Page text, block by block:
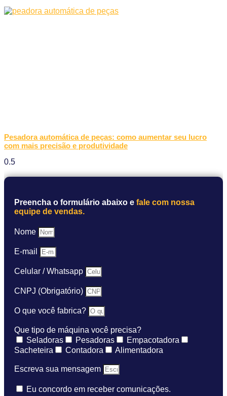
Pesadora automática de peças: como aumentar seu lucro
com mais precisão e produtividade
Preencha o formulário abaixo e fale com nossa
equipe de vendas.
Nome
E-mail
Celular / Whatsapp
CNPJ (Obrigatório)
O que você fabrica?
Que tipo de máquina você precisa?
Seladoras
Pesadoras
Empacotadora
Sacheteira
Contadora Alimentadora
Escreva sua mensagem
Eu concordo em receber comunicações.